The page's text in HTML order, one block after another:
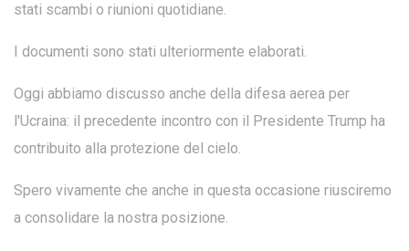
stati scambi o riunioni quotidiane.
I documenti sono stati ulteriormente elaborati.
Oggi abbiamo discusso anche della difesa aerea per
l'Ucraina: il precedente incontro con il Presidente Trump ha
contribuito alla protezione del cielo.
Spero vivamente che anche in questa occasione riusciremo
a consolidare la nostra posizione.